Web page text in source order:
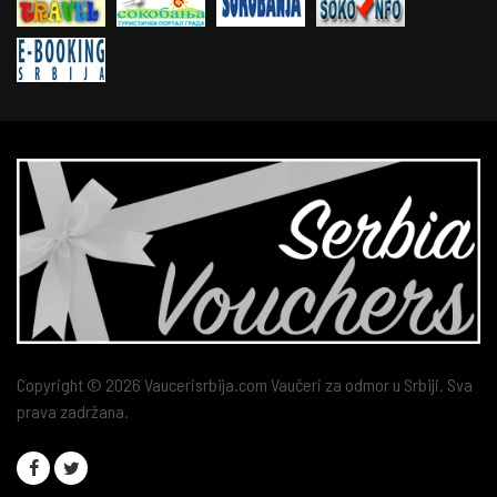
Copyright © 2026 Vaucerisrbija.com Vaučeri za odmor u Srbiji. Sva
prava zadržana.